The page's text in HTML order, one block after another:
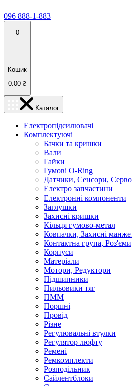
096 888-1-883
0
Кошик
0.00 ₴
Каталог
Електропідсилювачі
Комплектуючі
Бачки та кришки
Вали
Гайки
Гумові O-Ring
Датчики, Сенсори,
Електро запчастини
Електронні компоненти
Заглушки
Захисні кришки
Кільця гумово-метал
Ковпачки, Захисні
Контактна група, Роз'єми
Корпуси
Матеріали
Мотори, Редуктори
Підшипники
Пильовики тяг
ПММ
Поршні
Провід
Різне
Регулювальні втулки
Регулятор люфту
Ремені
Ремкомплекти
Розподільник
Сайлентблоки